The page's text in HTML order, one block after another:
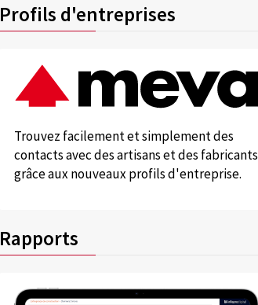
Profils d'entreprises
Trouvez facilement et simplement des
contacts avec des artisans et des fabricants
grâce aux nouveaux profils d'entreprise.
Rapports